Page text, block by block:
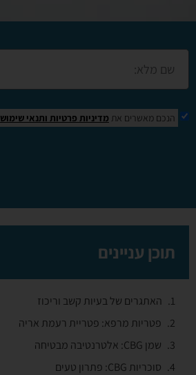
הנכם מאשרים את מדיניות פרטיות ותנאי שימוש
תוכן עניינים
האתגרים של בעיות קשב וריכוז
פטריות מרפא: פטריית רעמת אריה
שמן CBG: אלטרנטיבה מבטיחה
סוכריות CBG: פתרון טעים